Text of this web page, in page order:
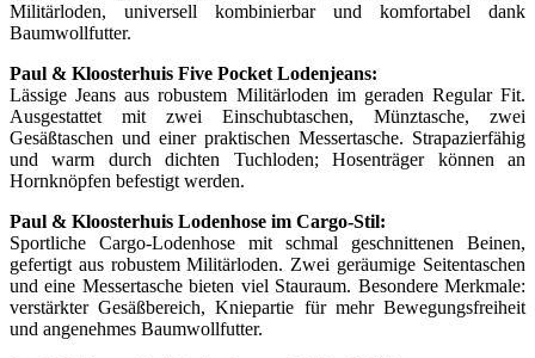
Militärloden, universell kombinierbar und komfortabel dank
Baumwollfutter.
Paul & Kloosterhuis Five Pocket Lodenjeans:
Lässige Jeans aus robustem Militärloden im geraden Regular Fit.
Ausgestattet mit zwei Einschubtaschen, Münztasche, zwei
Gesäßtaschen und einer praktischen Messertasche. Strapazierfähig
und warm durch dichten Tuchloden; Hosenträger können an
Hornknöpfen befestigt werden.
Paul & Kloosterhuis Lodenhose im Cargo-Stil:
Sportliche Cargo-Lodenhose mit schmal geschnittenen Beinen,
gefertigt aus robustem Militärloden. Zwei geräumige Seitentaschen
und eine Messertasche bieten viel Stauraum. Besondere Merkmale:
verstärkter Gesäßbereich, Kniepartie für mehr Bewegungsfreiheit
und angenehmes Baumwollfutter.